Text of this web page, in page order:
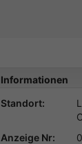
Informationen
Standort:
Anzeige Nr: